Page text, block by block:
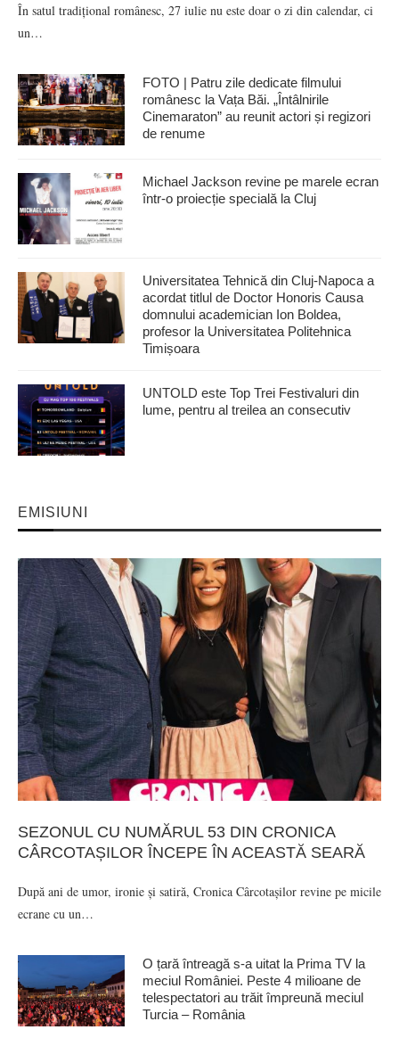
În satul tradițional românesc, 27 iulie nu este doar o zi din calendar, ci
un…
FOTO | Patru zile dedicate filmului
românesc la Vața Băi. „Întâlnirile
Cinemaraton” au reunit actori și regizori
de renume
Michael Jackson revine pe marele ecran
într-o proiecție specială la Cluj
Universitatea Tehnică din Cluj-Napoca a
acordat titlul de Doctor Honoris Causa
domnului academician Ion Boldea,
profesor la Universitatea Politehnica
Timișoara
UNTOLD este Top Trei Festivaluri din
lume, pentru al treilea an consecutiv
EMISIUNI
SEZONUL CU NUMĂRUL 53 DIN CRONICA
CÂRCOTAȘILOR ÎNCEPE ÎN ACEASTĂ SEARĂ
După ani de umor, ironie și satiră, Cronica Cârcotașilor revine pe micile
ecrane cu un…
O țară întreagă s-a uitat la Prima TV la
meciul României. Peste 4 milioane de
telespectatori au trăit împreună meciul
Turcia – România